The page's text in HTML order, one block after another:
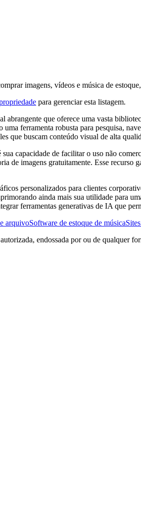
imagens, vídeos e música de
para gerenciar esta listagem.
abrangente que oferece uma vasta
ferramenta robusta para pesquisa,
que buscam conteúdo visual de alta
capacidade de facilitar o uso não
de imagens gratuitamente. Esse
personalizados para clientes
ainda mais sua utilidade para
ferramentas generativas de IA que
arquivoSoftware de estoque de música
endossada por ou de qualquer